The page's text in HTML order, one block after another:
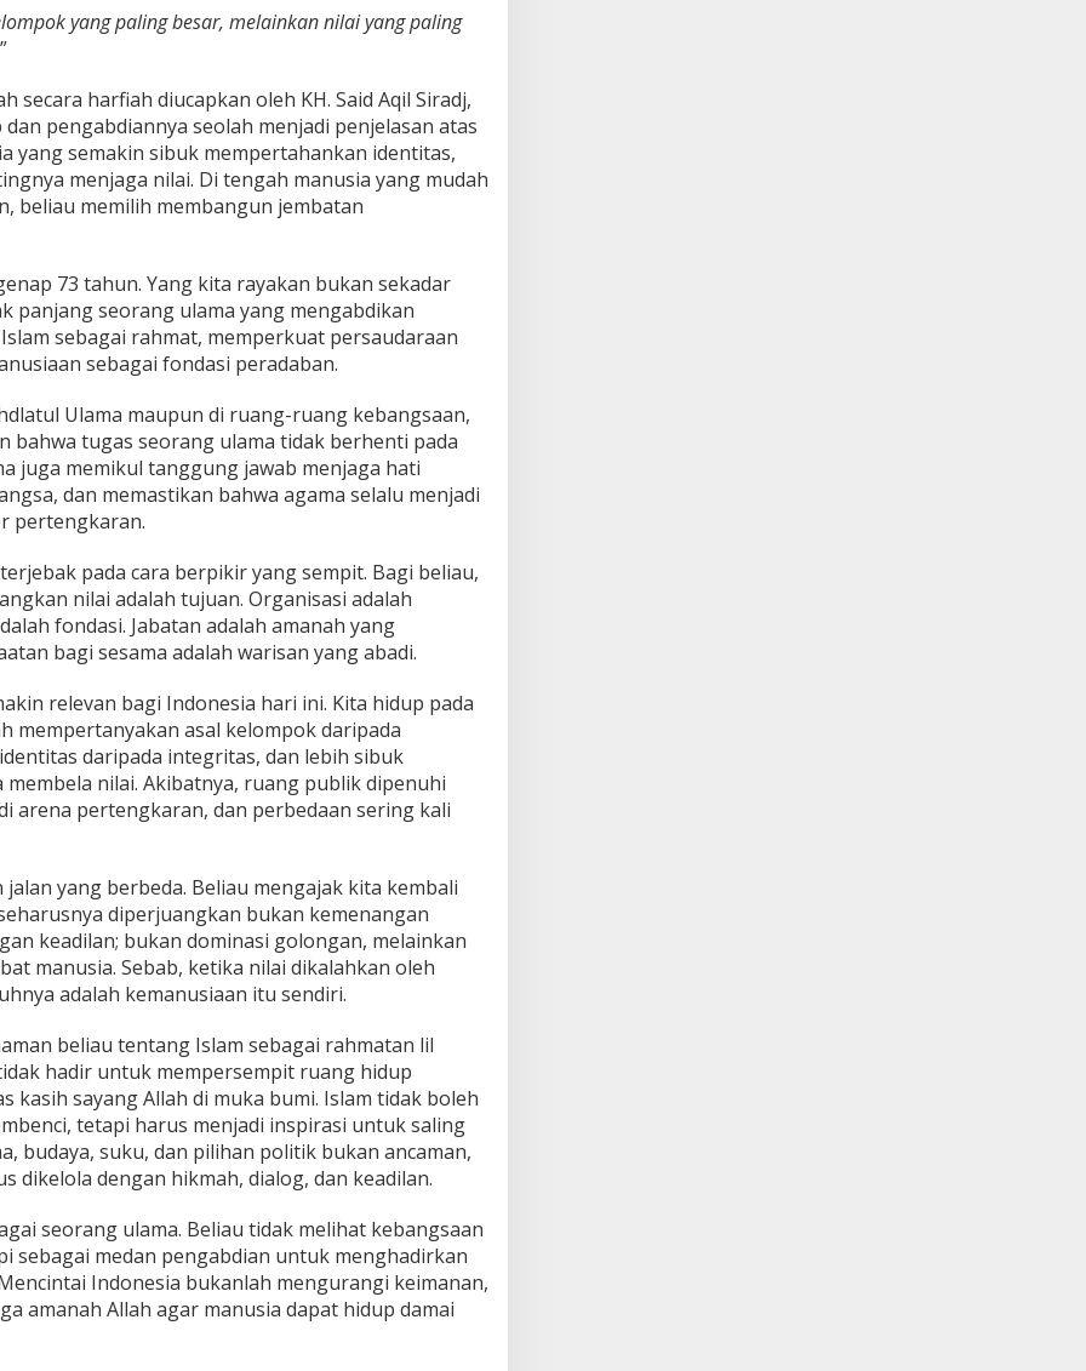
yang paling besar, melainkan nilai yang paling
secara harfiah diucapkan oleh KH. Said Aqil Siradj,
pengabdiannya seolah menjadi penjelasan atas
yang semakin sibuk mempertahankan identitas,
menjaga nilai. Di tengah manusia yang mudah
beliau memilih membangun jembatan
73 tahun. Yang kita rayakan bukan sekadar
panjang seorang ulama yang mengabdikan
sebagai rahmat, memperkuat persaudaraan
sebagai fondasi peradaban.
Ulama maupun di ruang-ruang kebangsaan,
bahwa tugas seorang ulama tidak berhenti pada
juga memikul tanggung jawab menjaga hati
dan memastikan bahwa agama selalu menjadi
pertengkaran.
pada cara berpikir yang sempit. Bagi beliau,
nilai adalah tujuan. Organisasi adalah
fondasi. Jabatan adalah amanah yang
bagi sesama adalah warisan yang abadi.
relevan bagi Indonesia hari ini. Kita hidup pada
mempertanyakan asal kelompok daripada
daripada integritas, dan lebih sibuk
nilai. Akibatnya, ruang publik dipenuhi
arena pertengkaran, dan perbedaan sering kali
jalan yang berbeda. Beliau mengajak kita kembali
diperjuangkan bukan kemenangan
keadilan; bukan dominasi golongan, melainkan
manusia. Sebab, ketika nilai dikalahkan oleh
adalah kemanusiaan itu sendiri.
beliau tentang Islam sebagai rahmatan lil
hadir untuk mempersempit ruang hidup
kasih sayang Allah di muka bumi. Islam tidak boleh
tetapi harus menjadi inspirasi untuk saling
budaya, suku, dan pilihan politik bukan ancaman,
dikelola dengan hikmah, dialog, dan keadilan.
seorang ulama. Beliau tidak melihat kebangsaan
sebagai medan pengabdian untuk menghadirkan
Indonesia bukanlah mengurangi keimanan,
amanah Allah agar manusia dapat hidup damai